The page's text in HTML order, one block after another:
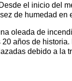
el inicio del
de humedad en
oleada de
años de
debido a la